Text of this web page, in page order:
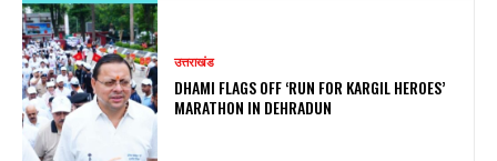
उत्तराखंड
DHAMI FLAGS OFF ‘RUN FOR KARGIL HEROES’
MARATHON IN DEHRADUN